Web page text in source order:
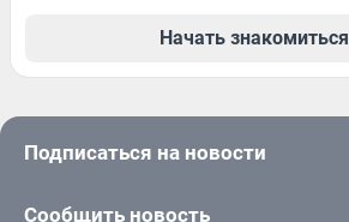
Начать знакомиться